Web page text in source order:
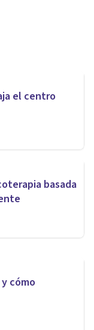
el centro
basada
es y
cómo